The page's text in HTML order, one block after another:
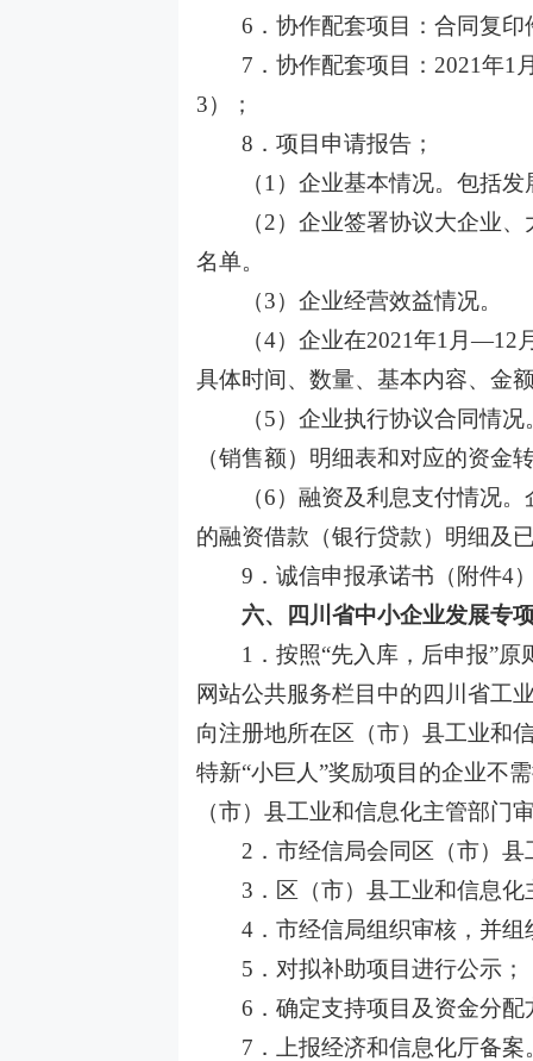
6．协作配套项目：合同复印
7．协作配套项目：2021年
3）；
8．项目申请报告；
（1）企业基本情况。包括
（2）企业签署协议大企业
名单。
（3）企业经营效益情况。
（4）企业在2021年1月—12
具体时间、数量、基本内容、金
（5）企业执行协议合同情
（销售额）明细表和对应的资金
（6）融资及利息支付情况
的融资借款（银行贷款）明细及
9．诚信申报承诺书（附件4
六、四川省中小企业发展专
1．按照“先入库，后申报”
网站公共服务栏目中的四川省工
向注册地所在区（市）县工业和
特新“小巨人”奖励项目的企业不
（市）县工业和信息化主管部门
2．市经信局会同区（市）
3．区（市）县工业和信息
4．市经信局组织审核，并
5．对拟补助项目进行公示；
6．确定支持项目及资金分配
7．上报经济和信息化厅备案